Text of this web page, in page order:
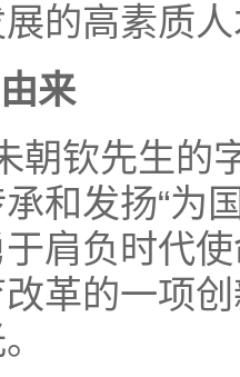
的高素质
来
朝钦先生
和发扬“为
肩负时代
革的一项